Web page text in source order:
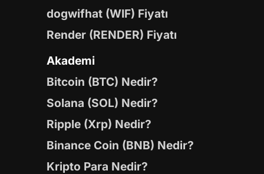
dogwifhat (WIF) Fiyatı
Render (RENDER) Fiyatı
Akademi
Bitcoin (BTC) Nedir?
Solana (SOL) Nedir?
Ripple (Xrp) Nedir?
Binance Coin (BNB) Nedir?
Kripto Para Nedir?